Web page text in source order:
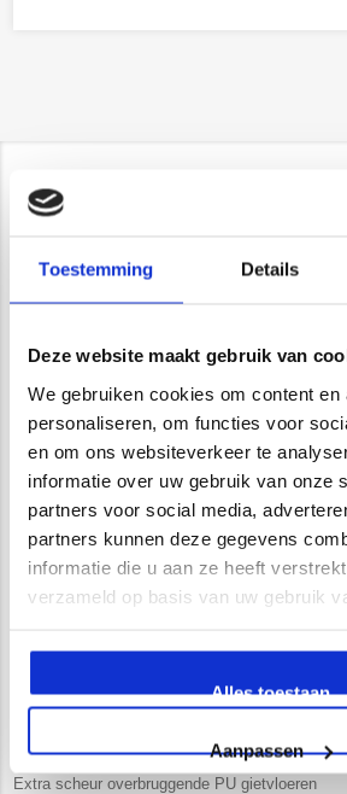
Toestemming Details
Deze website maakt gebruik van
We gebruiken cookies om content en
personaliseren, om functies voor
en om ons websiteverkeer te
informatie over uw gebruik van onze
partners voor social media,
partners kunnen deze gegevens
informatie die u aan ze heeft
verzameld op basis van uw gebruik
Alles toestaan
Aanpassen
Contact/ Showroom
*Uitsluitend op afspraak*
info@newstyle-gietvloeren.nl
Showroom
Wij zijn VCA gecertificeerd
Waarom kiest u voor Newstyle?
Zelf opgeleiden vakmensen in dienst
UV- bestendige PU gietvloeren
Extra scheur overbruggende PU gietvloeren